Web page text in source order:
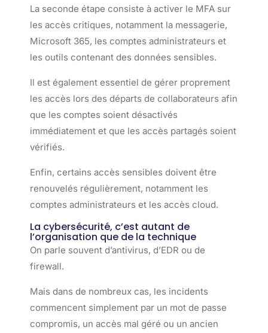
La seconde étape consiste à activer le MFA sur
les accès critiques, notamment la messagerie,
Microsoft 365, les comptes administrateurs et
les outils contenant des données sensibles.
Il est également essentiel de gérer proprement
les accès lors des départs de collaborateurs afin
que les comptes soient désactivés
immédiatement et que les accès partagés soient
vérifiés.
Enfin, certains accès sensibles doivent être
renouvelés régulièrement, notamment les
comptes administrateurs et les accès cloud.
La cybersécurité, c’est autant de
l’organisation que de la technique
On parle souvent d’antivirus, d’EDR ou de
firewall.
Mais dans de nombreux cas, les incidents
commencent simplement par un mot de passe
compromis, un accès mal géré ou un ancien